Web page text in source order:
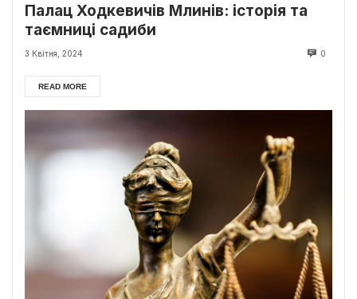
Палац Ходкевичів Млинів: історія та
таємниці садиби
3 Квітня, 2024 0
READ MORE